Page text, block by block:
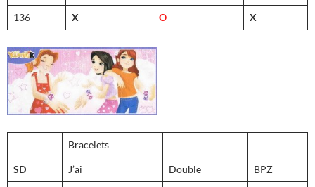
136 X O X
Bracelets
SD J’ai Double BPZ